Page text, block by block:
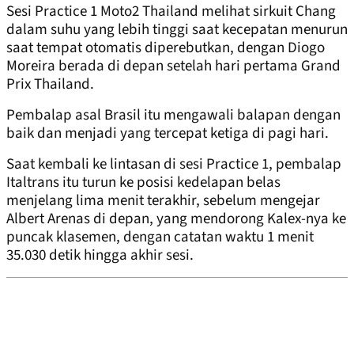
Sesi Practice 1 Moto2 Thailand melihat sirkuit Chang
dalam suhu yang lebih tinggi saat kecepatan menurun
saat tempat otomatis diperebutkan, dengan Diogo
Moreira berada di depan setelah hari pertama Grand
Prix Thailand.
Pembalap asal Brasil itu mengawali balapan dengan
baik dan menjadi yang tercepat ketiga di pagi hari.
Saat kembali ke lintasan di sesi Practice 1, pembalap
Italtrans itu turun ke posisi kedelapan belas
menjelang lima menit terakhir, sebelum mengejar
Albert Arenas di depan, yang mendorong Kalex-nya ke
puncak klasemen, dengan catatan waktu 1 menit
35.030 detik hingga akhir sesi.